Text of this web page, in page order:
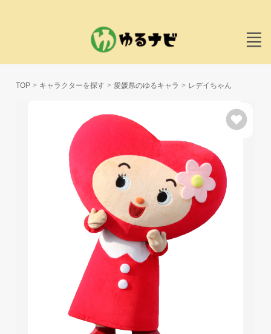
TOP キャラクターを探す 愛媛県のゆるキャラ レデイちゃん